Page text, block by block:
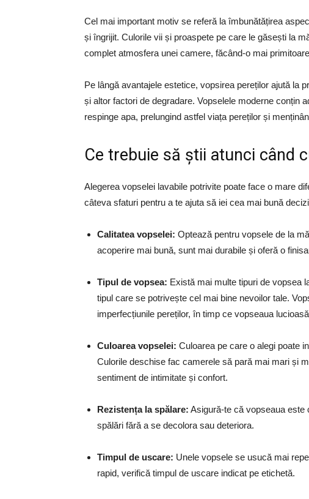
Cel mai important motiv se referă la îmbunătățirea
și îngrijit. Culorile vii și proaspete pe care le găsești la
complet atmosfera unei camere, făcând-o mai
Pe lângă avantajele estetice, vopsirea pereților ajută la
și altor factori de degradare. Vopselele moderne conțin
respinge apa, prelungind astfel viața pereților și
Ce trebuie să știi atunci când
Alegerea vopselei lavabile potrivite poate face o mare
câteva sfaturi pentru a te ajuta să iei cea mai bună
Calitatea vopselei: Optează pentru vopsele de la
acoperire mai bună, sunt mai durabile și oferă o
Tipul de vopsea: Există mai multe tipuri de vopsea
tipul care se potrivește cel mai bine nevoilor tale.
imperfecțiunile pereților, în timp ce vopseaua
Culoarea vopselei: Culoarea pe care o alegi poate
Culorile deschise fac camerele să pară mai mari și
sentiment de intimitate și confort.
Rezistența la spălare: Asigură-te că vopseaua este
spălări fără a se decolora sau deteriora.
Timpul de uscare: Unele vopsele se usucă mai
rapid, verifică timpul de uscare indicat pe etichetă.